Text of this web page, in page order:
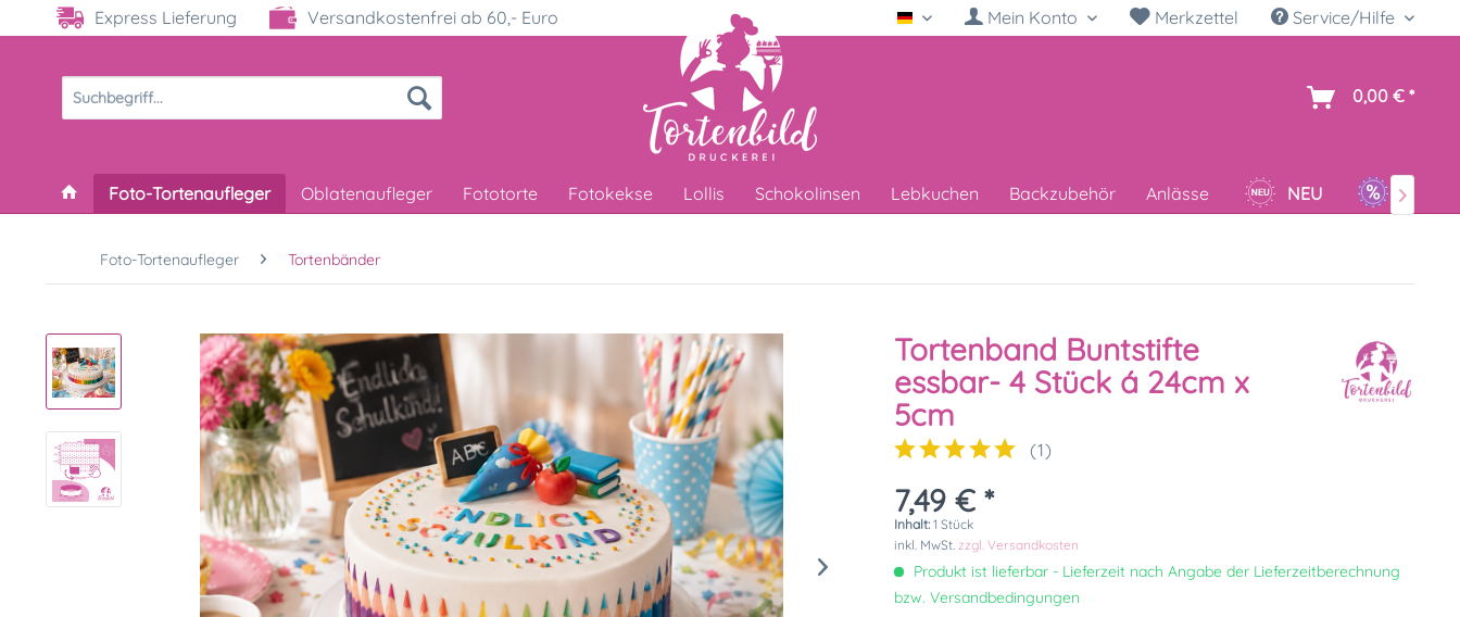
Express Lieferung Versandkostenfrei ab 60,- Euro Deutsch Mein Konto Merkzettel Service/Hilfe
0,00 € *
Foto-Tortenaufleger Oblatenaufleger Fototorte Fotokekse Lollis Schokolinsen Lebkuchen Backzubehör Anlässe NEU SALE

Foto-Tortenaufleger Tortenbänder
Tortenband Buntstifte
essbar- 4 Stück á 24cm x
5cm
(1)
7,49 € *
Inhalt:1 Stück
inkl. MwSt.zzgl. Versandkosten
Produkt ist lieferbar - Lieferzeit nach Angabe der Lieferzeitberechnung
bzw. Versandbedingungen